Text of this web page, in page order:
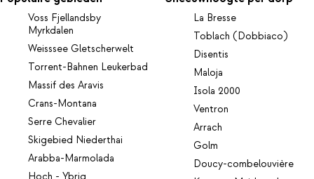
Voss Fjellandsby
Myrkdalen
Weisssee Gletscherwelt
Torrent-Bahnen Leukerbad
Massif des Aravis
Crans-Montana
Serre Chevalier
Skigebied Niederthai
Arabba-Marmolada
La Bresse
Toblach (Dobbiaco)
Disentis
Maloja
Isola 2000
Ventron
Arrach
Golm
Doucy-combelouvière